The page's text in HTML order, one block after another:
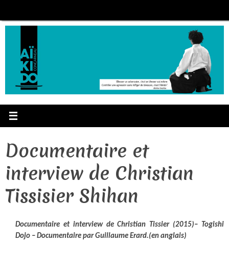
au
Documentaire et
interview de Christian
Tissisier Shihan
Documentaire et interview de Christian Tissier (2015)– Togishi
Dojo – Documentaire par Guillaume Erard.(en anglais)